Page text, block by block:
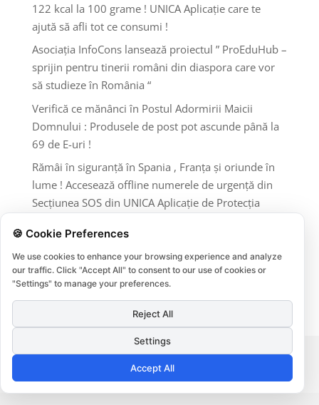
122 kcal la 100 grame ! UNICA Aplicație care te
ajută să afli tot ce consumi !
Asociația InfoCons lansează proiectul ” ProEduHub –
sprijin pentru tinerii români din diaspora care vor
să studieze în România “
Verifică ce mănânci în Postul Adormirii Maicii
Domnului : Produsele de post pot ascunde până la
69 de E-uri !
Rămâi în siguranță în Spania , Franța și oriunde în
lume ! Accesează offline numerele de urgență din
Secțiunea SOS din UNICA Aplicație de Protecția
Comentarii recente
Niciun comentariu de arătat.
Termeni si conditii
Protectia datelor
Cookies
🍪 Cookie Preferences
We use cookies to enhance your browsing experience and analyze
our traffic. Click "Accept All" to consent to our use of cookies or
"Settings" to manage your preferences.
Reject All
Settings
Accept All